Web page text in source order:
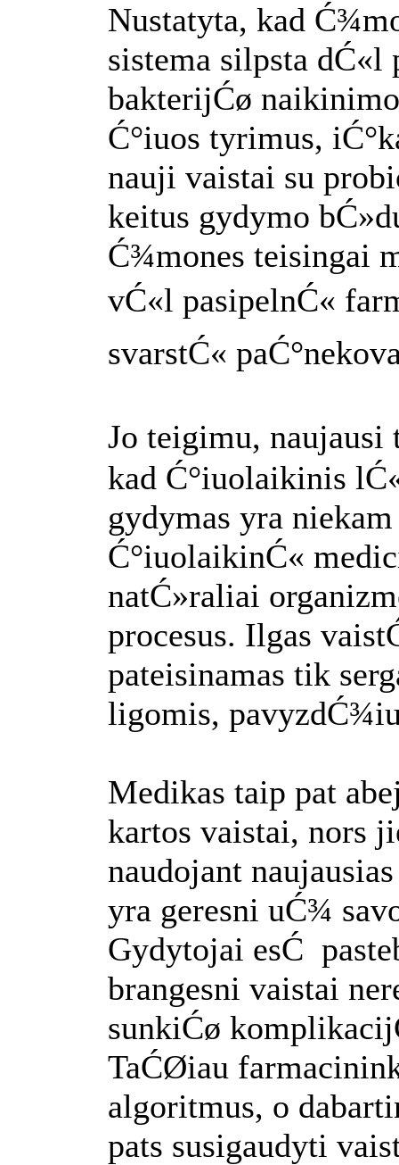
Nustatyta, kad
sistema silpsta
bakterijĆø
Ć°iuos tyrimus,
nauji vaistai su
keitus gydymo
Ć¾mones teisingai
vĆ«l pasipelnĆ«
svarstĆ«
Jo teigimu,
kad Ć°iuolaikinis
gydymas yra niekam
Ć°iuolaikinĆ«
natĆ»raliai
procesus. Ilgas
pateisinamas tik
ligomis,
Medikas taip pat
kartos vaistai, nors
naudojant
yra geresni uĆ¾
Gydytojai esĆ
brangesni vaistai
sunkiĆø
TaĆØiau
algoritmus, o
pats susigaudyti